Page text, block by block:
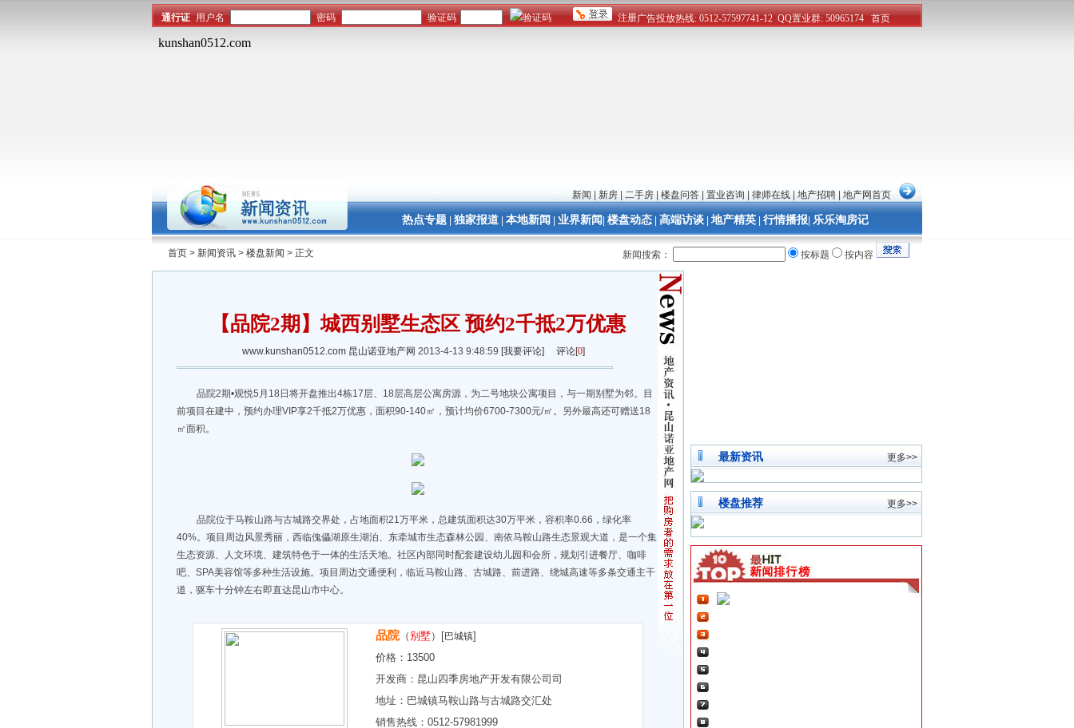
热点专题| 独家报道| 本地新闻 业界新闻 楼盘动态| 高端访谈| 地产精英| 行情播报| 乐乐淘房记
首页 > 新闻资讯 > 楼盘新闻 > 正文
新闻 新房 二手房 楼盘问答 置业咨询 律师在线 地产招聘 地产网首页
新闻搜索： 按标题 按内容
最新资讯 更多>>
楼盘推荐 更多>>
【品院2期】城西别墅生态区 预约2千抵2万优惠
www.kunshan0512.com 昆山诺亚地产网 2013-4-13 9:48:59 [我要评论] 评论[0]
品院2期•观悦5月18日将开盘推出4栋17层、18层高层公寓房源，为二号地块公寓项目，与一期别墅为邻。目
前项目在建中，预约办理VIP享2千抵2万优惠，面积90-140㎡，预计均价6700-7300元/㎡。另外最高还可赠送18
㎡面积。
品院位于马鞍山路与古城路交界处，占地面积21万平米，总建筑面积达30万平米，容积率0.66，绿化率
40%。项目周边风景秀丽，西临傀儡湖原生湖泊、东牵城市生态森林公园、南依马鞍山路生态景观大道，是一个集
生态资源、人文环境、建筑特色于一体的生活天地。社区内部同时配套建设幼儿园和会所，规划引进餐厅、咖啡
吧、SPA美容馆等多种生活设施。项目周边交通便利，临近马鞍山路、古城路、前进路、绕城高速等多条交通主干
道，驱车十分钟左右即直达昆山市中心。
品院（别墅）[巴城镇]
价格： 13500
开发商： 昆山四季房地产开发有限公司司
地址： 巴城镇马鞍山路与古城路交汇处
销售热线：0512-57981999